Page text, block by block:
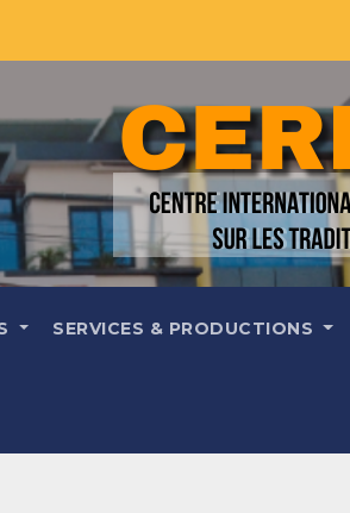
SERVICES & PRODUCTIONS